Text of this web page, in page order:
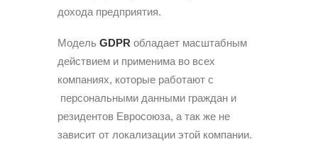
дохода предприятия.
Модель GDPR обладает масштабным
действием и применима во всех
компаниях, которые работают с
персональными данными граждан и
резидентов Евросоюза, а так же не
зависит от локализации этой компании.